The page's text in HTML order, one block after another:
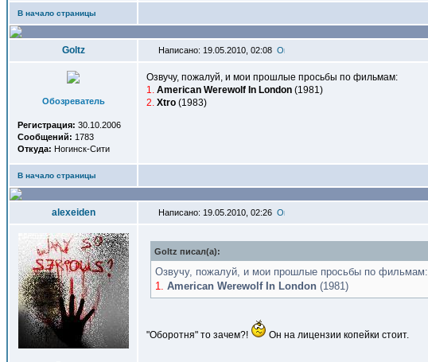
В начало страницы
Goltz Написано: 19.05.2010, 02:08
Обозреватель
Регистрация: 30.10.2006
Сообщений: 1783
Откуда: Ногинск-Сити
Озвучу, пожалуй, и мои прошлые просьбы по фильмам:
1. American Werewolf In London (1981)
2. Xtro (1983)
В начало страницы
alexeiden Написано: 19.05.2010, 02:26
Goltz писал(a):
Озвучу, пожалуй, и мои прошлые просьбы по фильмам:
1. American Werewolf In London (1981)
"Оборотня" то зачем?! Он на лицензии копейки стоит.